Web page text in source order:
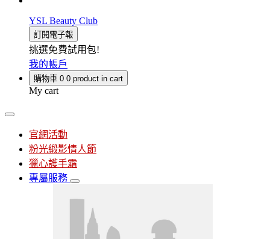
YSL Beauty Club
訂閱電子報
挑選免費試用包!
我的帳戶
購物車 0 0 product in cart
My cart
官網活動
粉光緞影情人節
獵心護手霜
專屬服務